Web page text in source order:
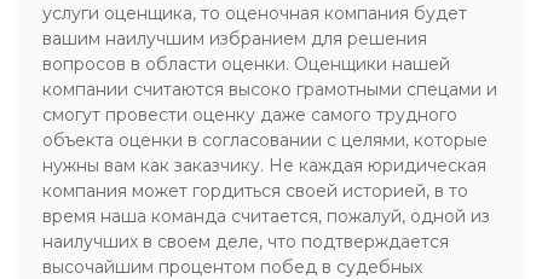
услуги оценщика, то оценочная компания будет
вашим наилучшим избранием для решения
вопросов в области оценки. Оценщики нашей
компании считаются высоко грамотными спецами и
смогут провести оценку даже самого трудного
объекта оценки в согласовании с целями, которые
нужны вам как заказчику. Не каждая юридическая
компания может гордиться своей историей, в то
время наша команда считается, пожалуй, одной из
наилучших в своем деле, что подтверждается
высочайшим процентом побед в судебных